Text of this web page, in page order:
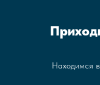
Находимся